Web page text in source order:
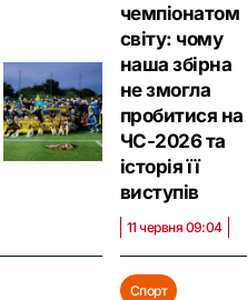
чемпіонатом
світу: чому
наша збірна
не змогла
пробитися на
ЧС-2026 та
історія її
виступів
11 червня 09:04
Спорт